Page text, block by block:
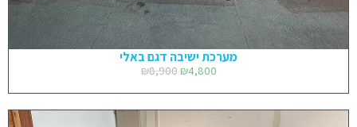
מערכת ישיבה דגם באלי
₪8,900 ₪4,800